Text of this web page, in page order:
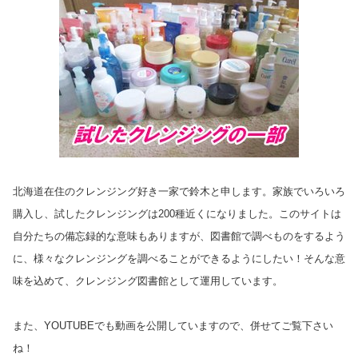
北海道在住のクレンジング好き一家で鈴木と申します。家族でいろいろ
購入し、試したクレンジングは200種近くになりました。このサイトは
自分たちの備忘録的な意味もありますが、図書館で調べものをするよう
に、様々なクレンジングを調べることができるようにしたい！そんな意
味を込めて、クレンジング図書館として運用しています。
また、YOUTUBEでも動画を公開していますので、併せてご覧下さい
ね！